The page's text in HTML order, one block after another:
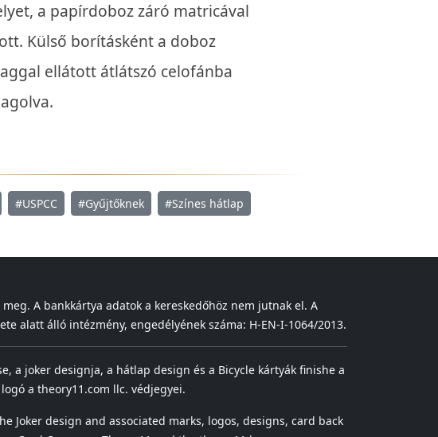
a papírdoboz záró matricával
Külső borításként a doboz
ellátott átlátszó celofánba
#USPCC #Gyűjtőknek #Színes hátlap
A bankkártya adatok a kereskedőhöz nem jutnak el. A
alatt álló intézmény, engedélyének száma: H-EN-I-1064/2013.
a joker designja, a hátlap design és a Bicycle kártyák finishe a
a theory11.com llc. védjegyei.
Joker design and associated marks, logos, designs, card back